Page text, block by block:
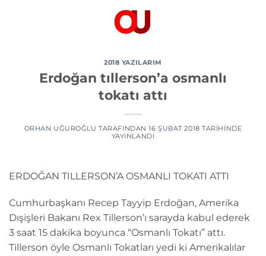
2018 YAZILARIM
Erdoğan tıllerson’a osmanlı
tokatı attı
ORHAN UĞUROĞLU TARAFINDAN 16 ŞUBAT 2018 TARIHINDE
YAYINLANDI
ERDOĞAN TILLERSON’A OSMANLI TOKATI ATTI
Cumhurbaşkanı Recep Tayyip Erdoğan, Amerika
Dışişleri Bakanı Rex Tillerson’ı sarayda kabul ederek
3 saat 15 dakika boyunca “Osmanlı Tokatı” attı.
Tillerson öyle Osmanlı Tokatları yedi ki Amerikalılar